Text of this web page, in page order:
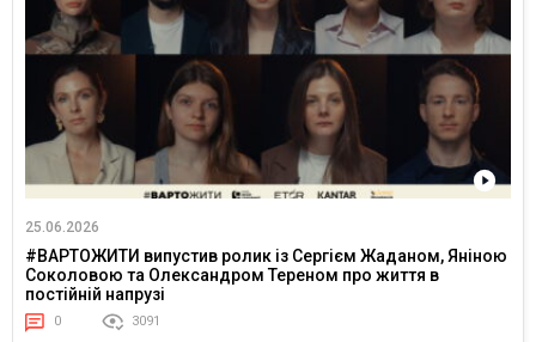
25.06.2026
#ВАРТОЖИТИ випустив ролик із Сергієм Жаданом, Яніною
Соколовою та Олександром Тереном про життя в
постійній напрузі
0 3091